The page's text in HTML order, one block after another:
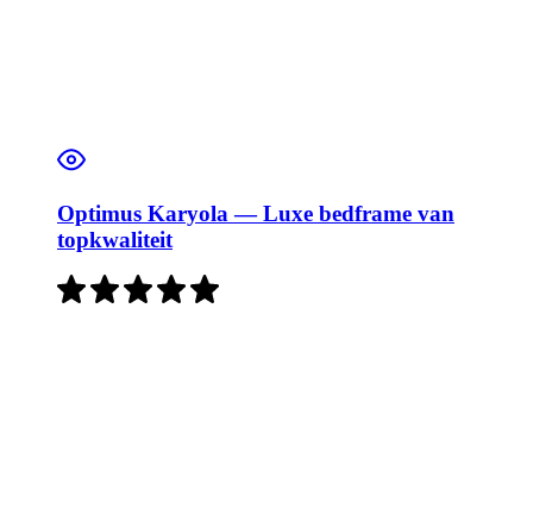
Optimus Karyola — Luxe bedframe van
topkwaliteit